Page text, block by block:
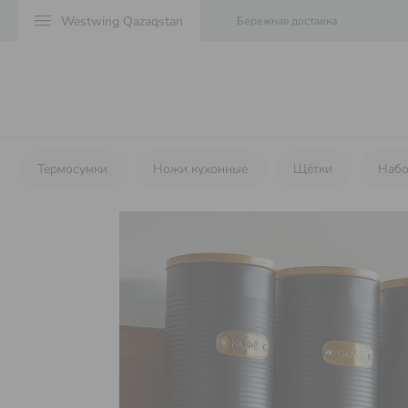
menu Бережная доставка
Термосумки Ножи кухонные Щётки